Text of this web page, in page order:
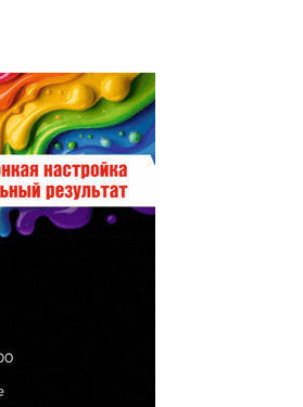
"Передовые Системы